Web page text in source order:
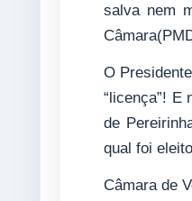
salva nem
O
“licença”! E
de
qual foi
Câmara de